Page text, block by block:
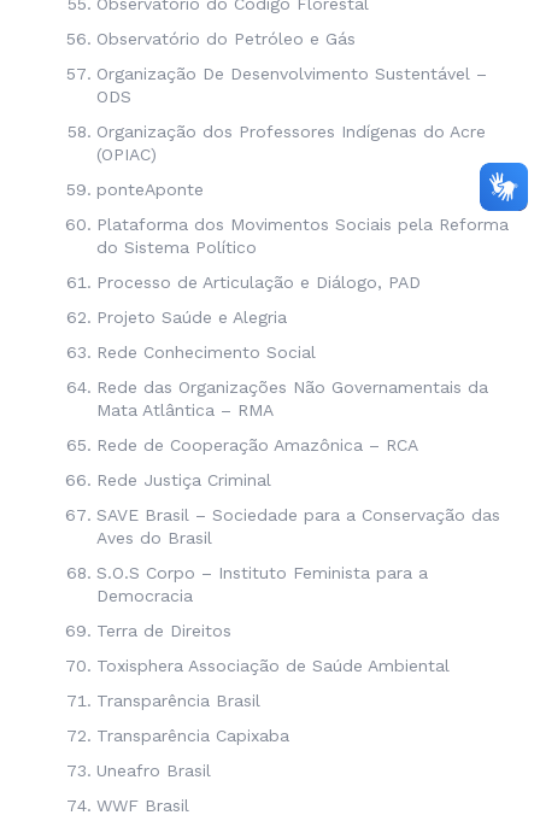
Observatório do Petróleo e Gás
Organização De Desenvolvimento Sustentável –
ODS
Organização dos Professores Indígenas do Acre
(OPIAC)
ponteAponte
Plataforma dos Movimentos Sociais pela Reforma
do Sistema Político
Processo de Articulação e Diálogo, PAD
Projeto Saúde e Alegria
Rede Conhecimento Social
Rede das Organizações Não Governamentais da
Mata Atlântica – RMA
Rede de Cooperação Amazônica – RCA
Rede Justiça Criminal
SAVE Brasil – Sociedade para a Conservação das
Aves do Brasil
S.O.S Corpo – Instituto Feminista para a
Democracia
Terra de Direitos
Toxisphera Associação de Saúde Ambiental
Transparência Brasil
Transparência Capixaba
Uneafro Brasil
WWF Brasil